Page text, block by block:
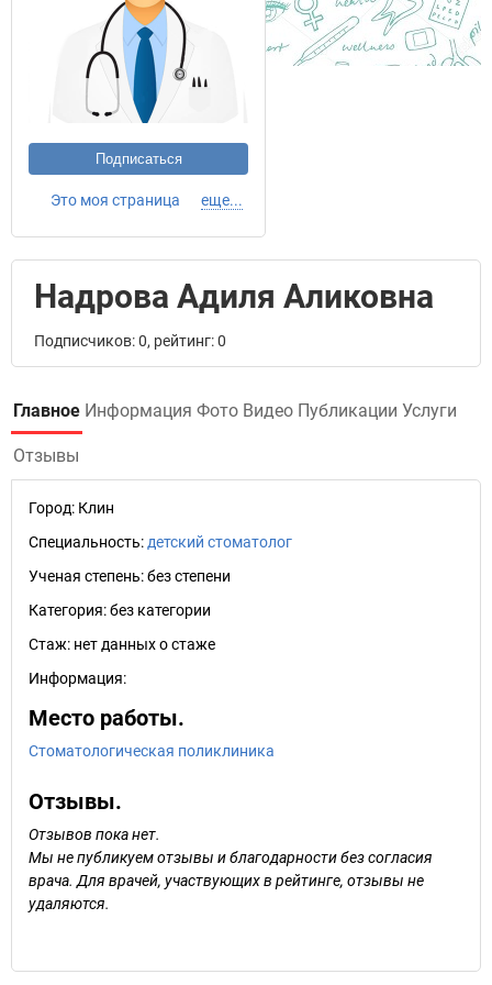
Подписаться
Это моя страница еще...
Надрова Адиля Аликовна
Подписчиков: 0, рейтинг: 0
Главное Информация Фото Видео Публикации Услуги
Отзывы
Город: Клин
Специальность: детский стоматолог
Ученая степень:без степени
Категория:без категории
Стаж: нет данных о стаже
Информация:
Место работы.
Стоматологическая поликлиника
Отзывы.
Отзывов пока нет.
Мы не публикуем отзывы и благодарности без согласия
врача. Для врачей, участвующих в рейтинге, отзывы не
удаляются.